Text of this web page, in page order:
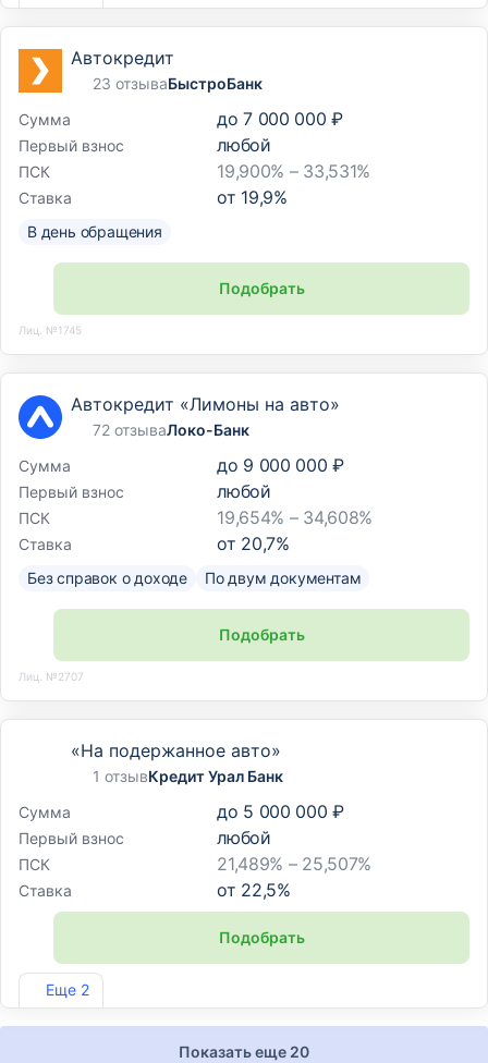
Автокредит
23 отзываБыстроБанк
Сумма
до 7 000 000 ₽
Первый взнос любой
ПСК 19,900% – 33,531%
Ставка от 19,9%
В день обращения
Подобрать
Лиц. №1745
Автокредит «Лимоны на авто»
72 отзываЛоко-Банк
Сумма
до 9 000 000 ₽
Первый взнос любой
ПСК 19,654% – 34,608%
Ставка от 20,7%
Без справок о доходе По двум документам
Подобрать
Лиц. №2707
Еще 2
«На подержанное авто»
1 отзывКредит Урал Банк
Сумма
до 5 000 000 ₽
Первый взнос любой
ПСК 21,489% – 25,507%
Ставка от 22,5%
Подобрать
Лиц. №2584
Показать еще 20